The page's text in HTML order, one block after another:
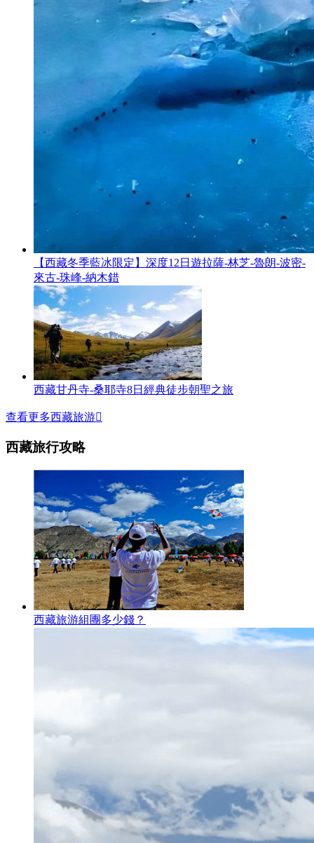
【西藏冬季藍冰限定】深度12日遊拉薩-林芝-魯朗-波密-
來古-珠峰-納木錯
西藏甘丹寺-桑耶寺8日經典徒步朝聖之旅
查看更多西藏旅游
西藏旅行攻略
西藏旅游組團多少錢？